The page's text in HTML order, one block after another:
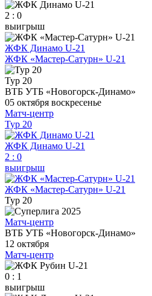
2 : 0
выигрыш
ЖФК Динамо U-21
ЖФК «Мастер-Сатурн» U-21
Тур 20
ВТБ УТБ «Новогорск-Динамо»
05 октября воскресенье
Матч-центр
Тур 20
ЖФК Динамо U-21
2 : 0
выигрыш
ЖФК «Мастер-Сатурн» U-21
Тур 20
Матч-центр
ВТБ УТБ «Новогорск-Динамо»
12 октября
Матч-центр
0 : 1
выигрыш